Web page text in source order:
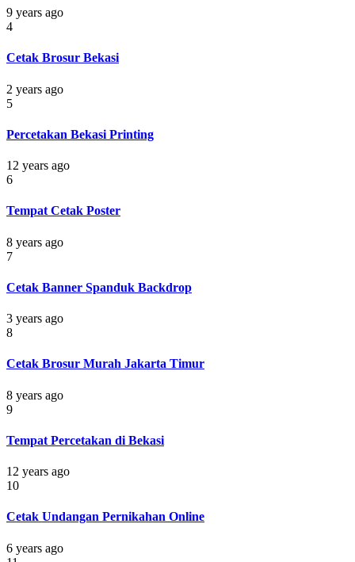
9 years ago
4
Cetak Brosur Bekasi
2 years ago
5
Percetakan Bekasi Printing
12 years ago
6
Tempat Cetak Poster
8 years ago
7
Cetak Banner Spanduk Backdrop
3 years ago
8
Cetak Brosur Murah Jakarta Timur
8 years ago
9
Tempat Percetakan di Bekasi
12 years ago
10
Cetak Undangan Pernikahan Online
6 years ago